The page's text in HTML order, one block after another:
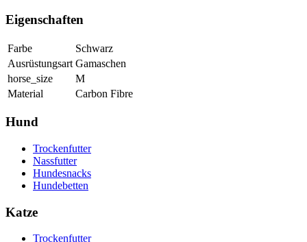
Eigenschaften
Farbe
Schwarz
Ausrüstungsart Gamaschen
horse_size
M
Material
Carbon Fibre
Hund
Trockenfutter
Nassfutter
Hundesnacks
Hundebetten
Katze
Trockenfutter